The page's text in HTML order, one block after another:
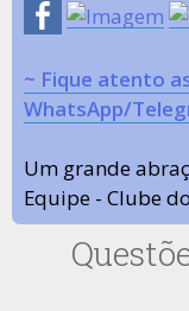
~ Fique atento
WhatsApp/
Um grande
Equipe - Clube